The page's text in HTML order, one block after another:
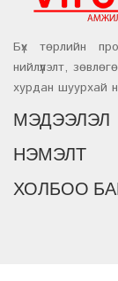
Бүх төрлийн
нийлүүлэлт,
хурдан шуурхай
МЭДЭЭЛЭЛ
НЭМЭЛТ
ХОЛБОО